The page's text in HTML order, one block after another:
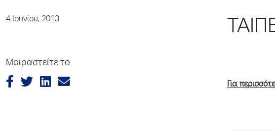
4 Ιουνίου, 2013
Μοιραστείτε το
Για